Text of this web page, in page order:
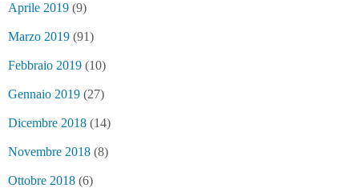
Aprile 2019 (9)
Marzo 2019 (91)
Febbraio 2019 (10)
Gennaio 2019 (27)
Dicembre 2018 (14)
Novembre 2018 (8)
Ottobre 2018 (6)